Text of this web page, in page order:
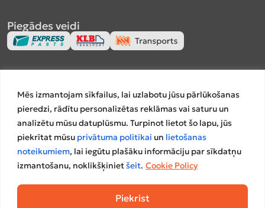
Mēs izmantojam sīkfailus, lai uzlabotu jūsu pārlūkošanas
pieredzi, rādītu personalizētas reklāmas vai saturu un
analizētu mūsu datuplūsmu. Turpinot lietot šo lapu, jūs
piekrītat mūsu privātuma politikai un lietošanas
noteikumiem, lai iegūtu plašāku informāciju par sīkdatņu
izmantošanu, noklikšķinietšeit. Cookie Policy
Piekrist
Piegādes veidi
Salīdzināšanas platformas